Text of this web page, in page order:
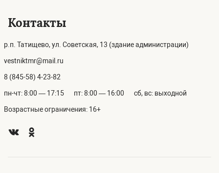
Контакты
р.п. Татищево, ул. Советская, 13 (здание администрации)
vestniktmr@mail.ru
8 (845-58) 4-23-82
пн-чт: 8:00 — 17:15 пт: 8:00 — 16:00 сб, вс: выходной
Возрастные ограничения: 16+